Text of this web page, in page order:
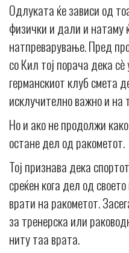
Одлуката ќе зависи од
физички и дали и натаму
натпреварување. Пред
со Кил тој порача дека
германскиот клуб смета
исклучително важно и на
Но и ако не продолжи
остане дел од ракометот.
Тој признава дека
среќен кога дел од
врати на ракометот.
за тренерска или
ниту таа врата.